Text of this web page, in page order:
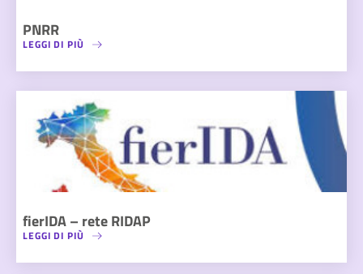
PNRR
LEGGI DI PIÙ
fierIDA – rete RIDAP
LEGGI DI PIÙ